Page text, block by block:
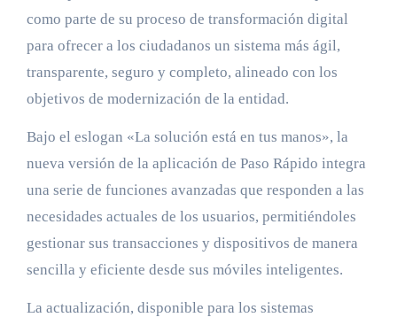
como parte de su proceso de transformación digital
para ofrecer a los ciudadanos un sistema más ágil,
transparente, seguro y completo, alineado con los
objetivos de modernización de la entidad.
Bajo el eslogan «La solución está en tus manos», la
nueva versión de la aplicación de Paso Rápido integra
una serie de funciones avanzadas que responden a las
necesidades actuales de los usuarios, permitiéndoles
gestionar sus transacciones y dispositivos de manera
sencilla y eficiente desde sus móviles inteligentes.
La actualización, disponible para los sistemas